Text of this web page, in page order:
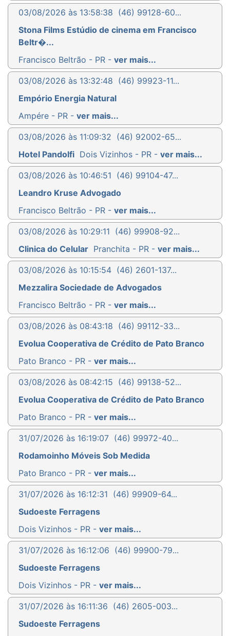
03/08/2026 às 13:58:38 (46) 99128-60...
Stona Films Estúdio de cinema em Francisco
Beltr�...
Francisco Beltrão - PR - ver mais...
03/08/2026 às 13:32:48 (46) 99923-11...
Empório Energia Natural
Ampére - PR - ver mais...
03/08/2026 às 11:09:32 (46) 92002-65...
Hotel Pandolfi Dois Vizinhos - PR - ver mais...
03/08/2026 às 10:46:51 (46) 99104-47...
Leandro Kruse Advogado
Francisco Beltrão - PR - ver mais...
03/08/2026 às 10:29:11 (46) 99908-92...
Clinica do Celular Pranchita - PR - ver mais...
03/08/2026 às 10:15:54 (46) 2601-137...
Mezzalira Sociedade de Advogados
Francisco Beltrão - PR - ver mais...
03/08/2026 às 08:43:18 (46) 99112-33...
Evolua Cooperativa de Crédito de Pato Branco
Pato Branco - PR - ver mais...
03/08/2026 às 08:42:15 (46) 99138-52...
Evolua Cooperativa de Crédito de Pato Branco
Pato Branco - PR - ver mais...
31/07/2026 às 16:19:07 (46) 99972-40...
Rodamoinho Móveis Sob Medida
Pato Branco - PR - ver mais...
31/07/2026 às 16:12:31 (46) 99909-64...
Sudoeste Ferragens
Dois Vizinhos - PR - ver mais...
31/07/2026 às 16:12:06 (46) 99900-79...
Sudoeste Ferragens
Dois Vizinhos - PR - ver mais...
31/07/2026 às 16:11:36 (46) 2605-003...
Sudoeste Ferragens